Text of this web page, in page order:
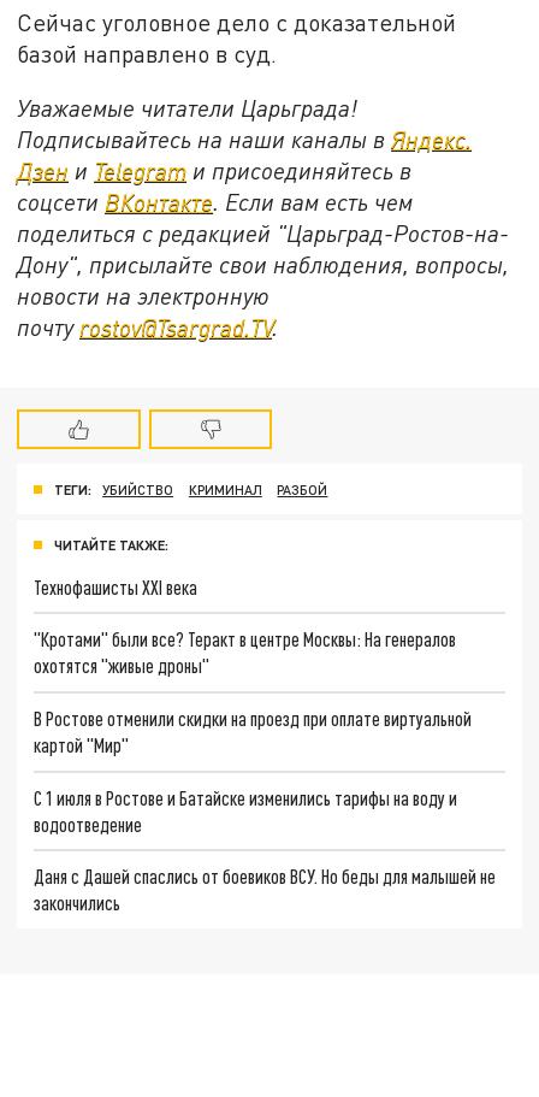
Сейчас уголовное дело с доказательной
базой направлено в суд.
Уважаемые читатели Царьграда!
Подписывайтесь на наши каналы вЯндекс.
Дзен и Telegram и присоединяйтесь в
соцсети ВКонтакте. Если вам есть чем
поделиться с редакцией "Царьград-Ростов-на-
Дону", присылайте свои наблюдения, вопросы,
новости на электронную
почту rostov@Tsargrad.ТV.
ТЕГИ: УБИЙСТВО КРИМИНАЛ РАЗБОЙ
ЧИТАЙТЕ ТАКЖЕ:
Технофашисты XXI века
"Кротами" были все? Теракт в центре Москвы: На генералов
охотятся "живые дроны"
В Ростове отменили скидки на проезд при оплате виртуальной
картой "Мир"
С 1 июля в Ростове и Батайске изменились тарифы на воду и
водоотведение
Даня с Дашей спаслись от боевиков ВСУ. Но беды для малышей не
закончились